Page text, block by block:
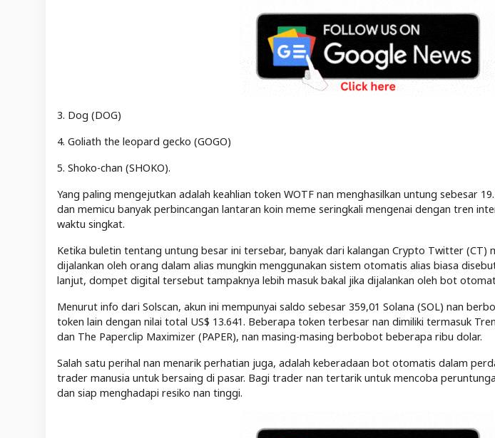
3. Dog (DOG)
4. Goliath the leopard gecko (GOGO)
5. Shoko-chan (SHOKO).
Yang paling mengejutkan adalah keahlian token WOTF nan menghasilkan untung sebesar
dan memicu banyak perbincangan lantaran koin meme seringkali mengenai dengan tren
waktu singkat.
Ketika buletin tentang untung besar ini tersebar, banyak dari kalangan Crypto Twitter (CT)
dijalankan oleh orang dalam alias mungkin menggunakan sistem otomatis alias biasa
lanjut, dompet digital tersebut tampaknya lebih masuk bakal jika dijalankan oleh bot
Menurut info dari Solscan, akun ini mempunyai saldo sebesar 359,01 Solana (SOL) nan
token lain dengan nilai total US$ 13.641. Beberapa token terbesar nan dimiliki termasuk
dan The Paperclip Maximizer (PAPER), nan masing-masing berbobot beberapa ribu dolar.
Salah satu perihal nan menarik perhatian juga, adalah keberadaan bot otomatis dalam
trader manusia untuk bersaing di pasar. Bagi trader nan tertarik untuk mencoba
dan siap menghadapi resiko nan tinggi.